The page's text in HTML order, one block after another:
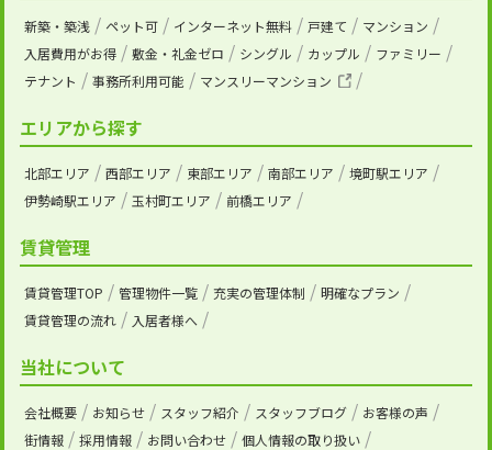
新築・築浅 ペット可 インターネット無料 戸建て
マンション
入居費用がお得
敷金・礼金ゼロ シングル カップル
ファミリー
テナント
事務所利用可能 マンスリーマンション
エリアから探す
北部エリア 西部エリア 東部エリア 南部エリア
境町駅エリア
伊勢崎駅エリア
玉村町エリア 前橋エリア
賃貸管理
賃貸管理TOP 管理物件一覧 充実の管理体制
明確なプラン
賃貸管理の流れ
入居者様へ
当社について
会社概要 お知らせ スタッフ紹介 スタッフブログ
お客様の声
街情報
採用情報 お問い合わせ 個人情報の取り扱い